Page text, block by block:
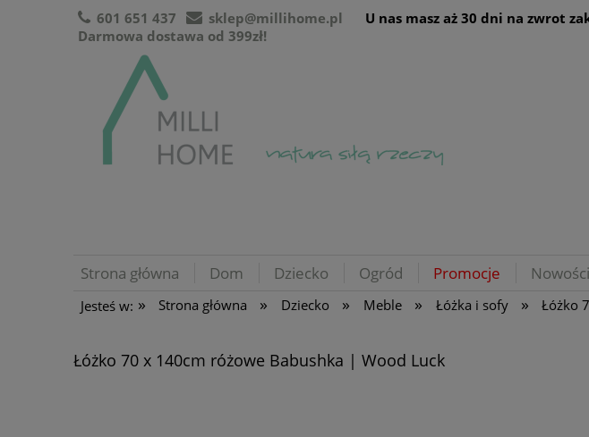
601 651 437
sklep@millihome.pl
Darmowa dostawa od 399zł!
U nas masz aż 30 dni na zwrot
Strona główna Dom Dziecko Ogród Promocje Nowości
Jesteś w: » Strona główna » Dziecko » Meble » Łóżka i sofy » Łóżko
Łóżko 70 x 140cm różowe Babushka | Wood Luck